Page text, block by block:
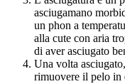
asciugamano
un phon a
alla cute con aria
di aver asciugato
Una volta
rimuovere il pelo in